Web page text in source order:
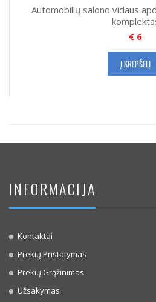
Automobilių salono vidaus
€ 6
Į KREPŠELĮ
INFORMACIJA
Kontaktai
Prekių Pristatymas
Prekių Grąžinimas
Užsakymas